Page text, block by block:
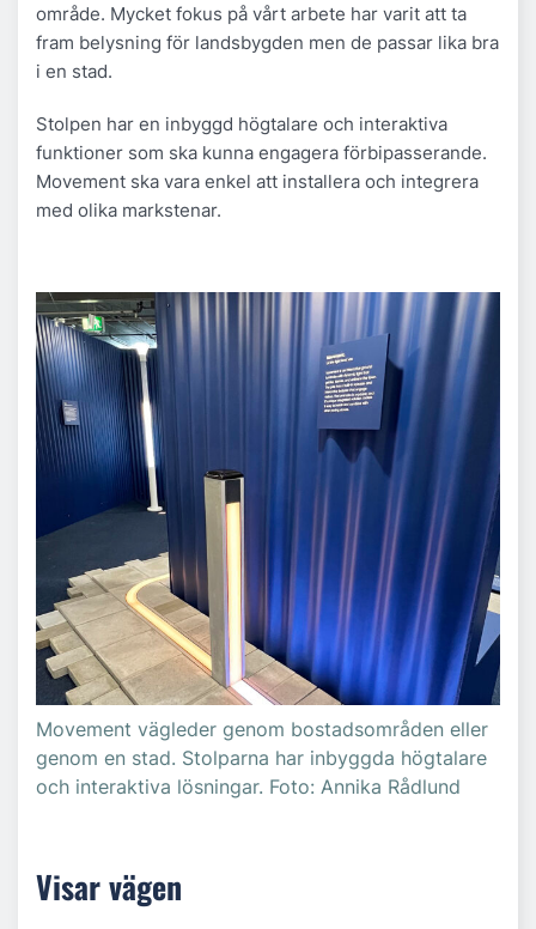
område. Mycket fokus på vårt arbete har varit att ta
fram belysning för landsbygden men de passar lika bra
i en stad.
Stolpen har en inbyggd högtalare och interaktiva
funktioner som ska kunna engagera förbipasserande.
Movement ska vara enkel att installera och integrera
med olika markstenar.
Movement vägleder genom bostadsområden eller
genom en stad. Stolparna har inbyggda högtalare
och interaktiva lösningar. Foto: Annika Rådlund
Visar vägen